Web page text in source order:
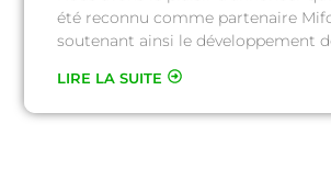
été reconnu comme partenaire
soutenant ainsi le développement
LIRE LA SUITE